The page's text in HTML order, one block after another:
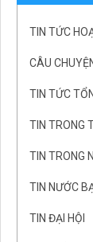
TIN TỨC
CÂU
TIN TỨC
TIN TRONG
TIN TRONG
TIN NƯỚC
TIN ĐẠI HỘI